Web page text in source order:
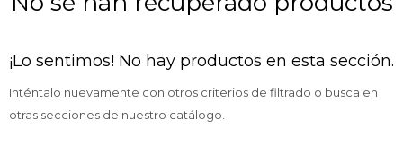
¡Lo sentimos! No hay productos en esta sección.
Inténtalo nuevamente con otros criterios de filtrado o busca en
otras secciones de nuestro catálogo.